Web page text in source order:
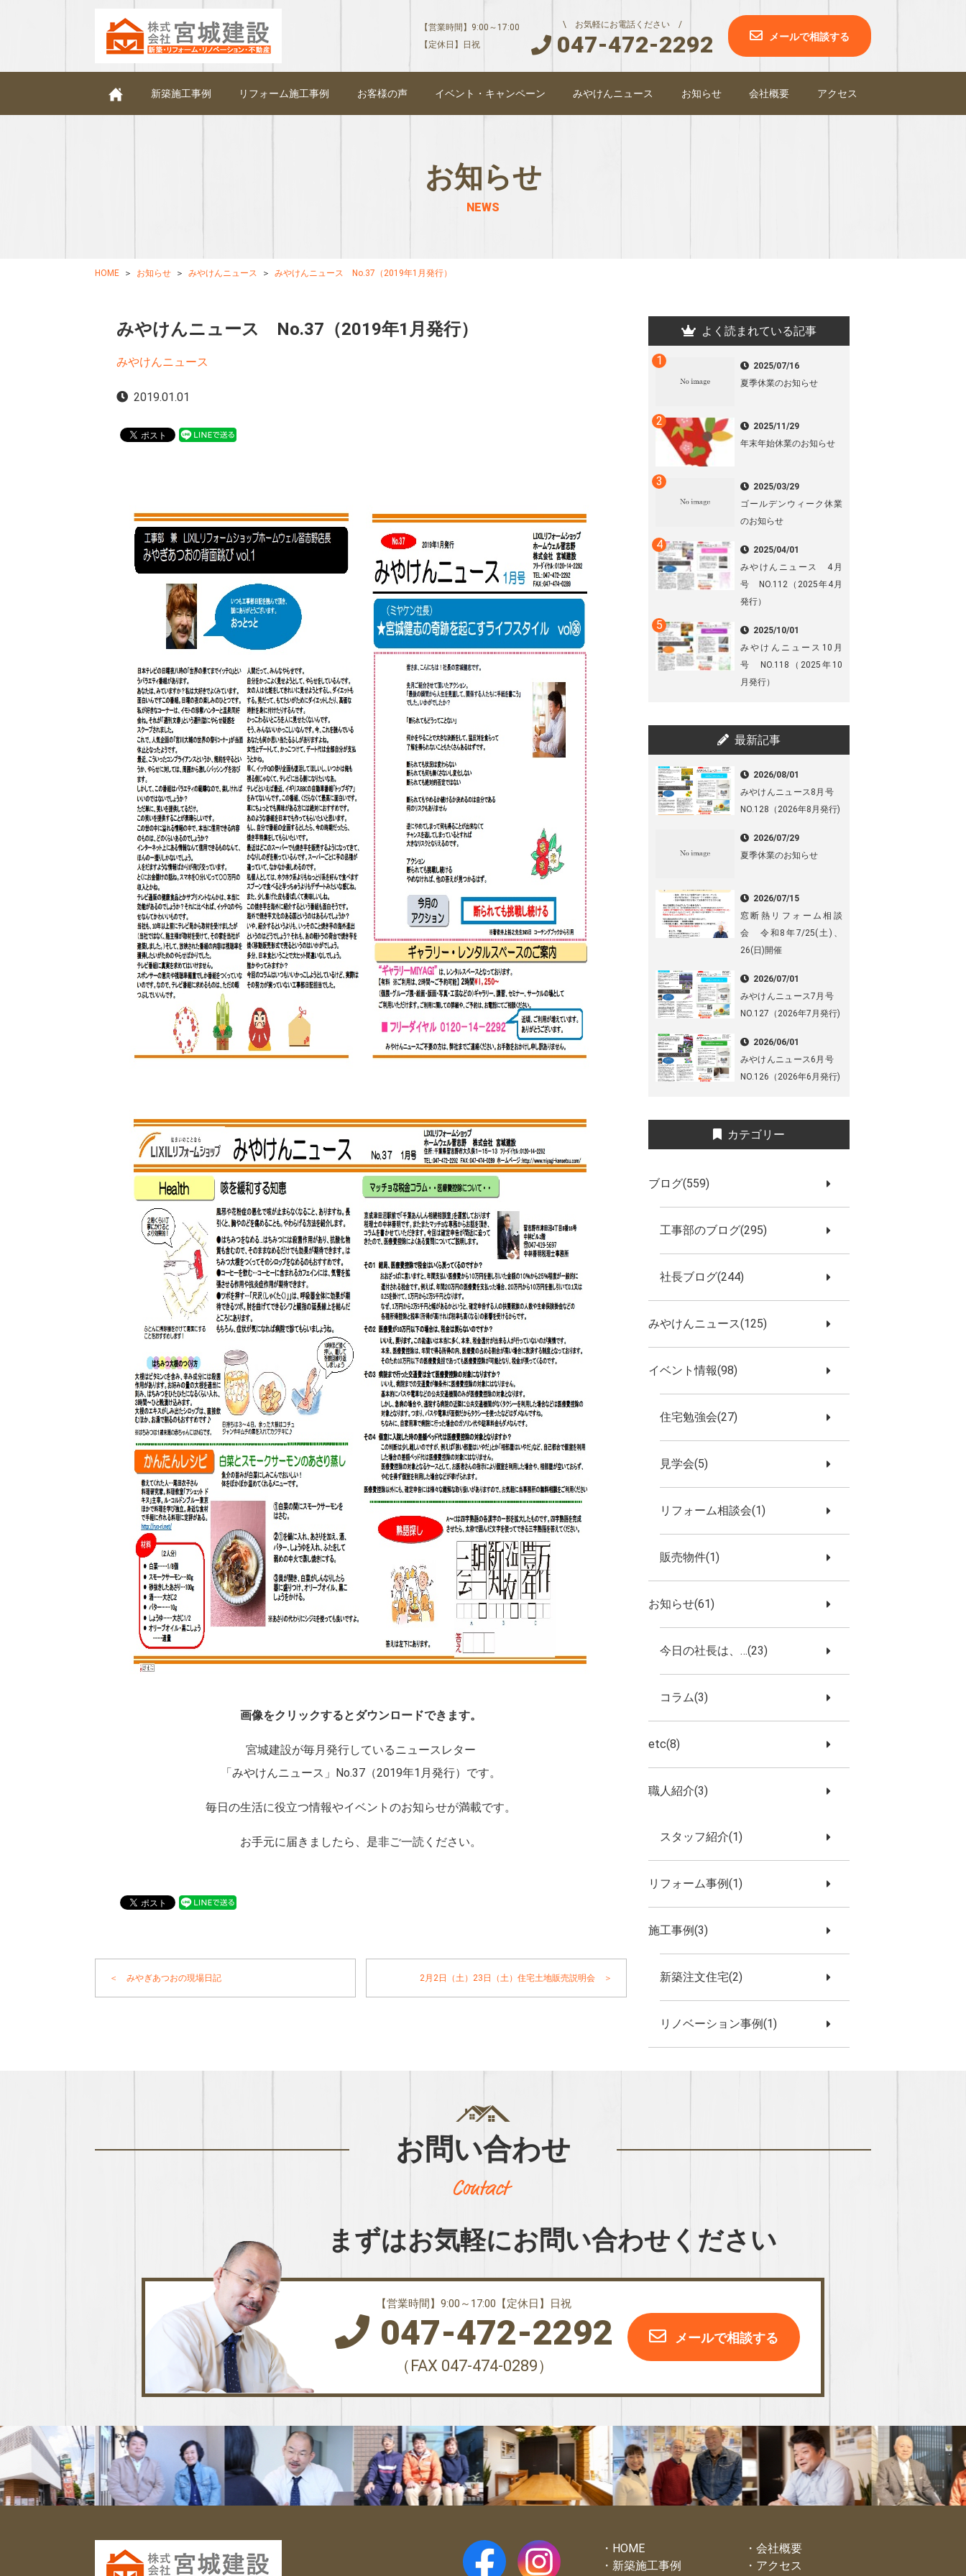
【営業時間】9:00～17:00
【定休日】日祝
\ お気軽にお電話ください /
047-472-2292 メールで相談する
新築施工事例 リフォーム施工事例 お客様の声 イベント・キャンペーン みやけんニュース お知らせ 会社概要 アクセス
お知らせ
NEWS
HOME お知らせ みやけんニュース みやけんニュース No.37（2019年1月発行）
みやけんニュース No.37（2019年1月発行）
みやけんニュース
2019.01.01
画像をクリックするとダウンロードできます。
宮城建設が毎月発行しているニュースレター
「みやけんニュース」No.37（2019年1月発行）です。
毎日の生活に役立つ情報やイベントのお知らせが満載です。
お手元に届きましたら、是非ご一読ください。
＜ みやぎあつおの現場日記 2月2日（土）23日（土）住宅土地販売説明会 ＞
よく読まれている記事
2025/07/16
夏季休業のお知らせ
2025/11/29
年末年始休業のお知らせ
2025/03/29
ゴールデンウィーク休業
のお知らせ
2025/04/01
みやけんニュース 4月
号 NO.112（2025年4月
発行）
2025/10/01
みやけんニュース10月
号 NO.118（2025年10
月発行）
最新記事
2026/08/01
みやけんニュース8月号
NO.128（2026年8月発行)
2026/07/29
夏季休業のお知らせ
2026/07/15
窓断熱リフォーム相談
会 令和8年7/25(土)、
26(日)開催
2026/07/01
みやけんニュース7月号
NO.127（2026年7月発行)
2026/06/01
みやけんニュース6月号
NO.126（2026年6月発行)
カテゴリー
ブログ(559)
工事部のブログ(295)
社長ブログ(244)
みやけんニュース(125)
イベント情報(98)
住宅勉強会(27)
見学会(5)
リフォーム相談会(1)
販売物件(1)
お知らせ(61)
今日の社長は、…(23)
コラム(3)
etc(8)
職人紹介(3)
スタッフ紹介(1)
リフォーム事例(1)
施工事例(3)
新築注文住宅(2)
リノベーション事例(1)
お問い合わせ
まずはお気軽にお問い合わせください
【営業時間】9:00～17:00【定休日】日祝
047-472-2292
（FAX 047-474-0289）
メールで相談する
HOME
新築施工事例
会社概要
アクセス